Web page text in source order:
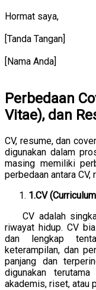
Hormat saya,
[Tanda Tangan]
[Nama Anda]
Perbedaan
Vitae), dan
CV, resume, dan
digunakan dalam
masing memiliki
perbedaan antara
1.CV
CV adalah
riwayat hidup. CV
dan lengkap
keterampilan, dan
panjang dan
digunakan
akademis, riset, atau